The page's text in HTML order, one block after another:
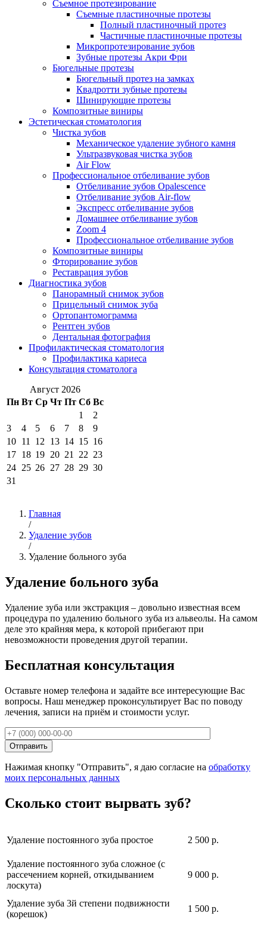
Съемное протезирование
Съемные пластиночные протезы
Полный пластиночный протез
Частичные пластиночные протезы
Микропротезирование зубов
Зубные протезы Акри Фри
Бюгельные протезы
Бюгельный протез на замках
Квадротти зубные протезы
Шинирующие протезы
Композитные виниры
Эстетическая стоматология
Чистка зубов
Механическое удаление зубного камня
Ультразвуковая чистка зубов
Air Flow
Профессиональное отбеливание зубов
Отбеливание зубов Opalescence
Отбеливание зубов Air-flow
Экспресс отбеливание зубов
Домашнее отбеливание зубов
Zoom 4
Профессиональное отбеливание зубов
Композитные виниры
Фторирование зубов
Реставрация зубов
Диагностика зубов
Панорамный снимок зубов
Прицельный снимок зуба
Ортопантомограмма
Рентген зубов
Дентальная фотография
Профилактическая стоматология
Профилактика кариеса
Консультация стоматолога
Август 2026
Пн Вт Ср Чт Пт Сб Вс
1
2
3
4 5 6 7 8
9
10 11 12 13 14 15 16
17 18 19 20 21 22 23
24 25 26 27 28 29 30
31
Главная
/
Удаление зубов
/
Удаление больного зуба
Удаление больного зуба
Удаление зуба или экстракция – довольно известная всем
процедура по удалению больного зуба из альвеолы. На самом
деле это крайняя мера, к которой прибегают при
невозможности проведения другой терапии.
Бесплатная консультация
Оставьте номер телефона и задайте все интересующие Вас
вопросы. Наш менеджер проконсультирует Вас по поводу
лечения, записи на приём и стоимости услуг.
Нажимая кнопку "Отправить", я даю согласие на обработку
моих персональных данных
Сколько стоит вырвать зуб?
Удаление постоянного зуба простое 2 500 р.
Удаление постоянного зуба сложное (с
рассечением корней, откидыванием
лоскута)
9 000 р.
Удаление зуба 3й степени подвижности
(корешок)
1 500 р.